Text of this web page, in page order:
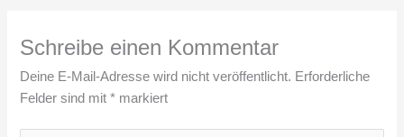
Schreibe einen Kommentar
Deine E-Mail-Adresse wird nicht veröffentlicht. Erforderliche
Felder sind mit* markiert